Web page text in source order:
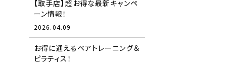
【取手店】超お得な最新キャンペ
ーン情報！
2026.04.09
お得に通えるペアトレーニング＆
ピラティス！